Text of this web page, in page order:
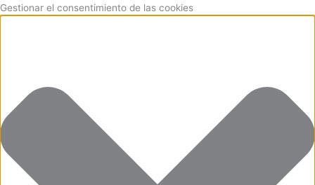
Gestionar el consentimiento de las cookies
Funcional
Preferencias
Estadísticas
Marketing
Ir